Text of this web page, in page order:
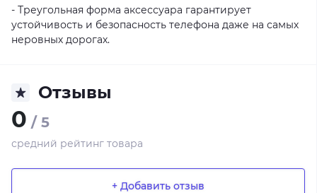
- Треугольная форма аксессуара гарантирует
устойчивость и безопасность телефона даже на самых
неровных дорогах.
Отзывы
0 / 5
средний рейтинг товара
+ Добавить отзыв